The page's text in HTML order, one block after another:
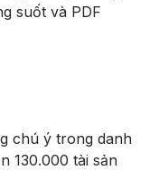
suốt và PDF
chú ý trong danh
130.000 tài sản